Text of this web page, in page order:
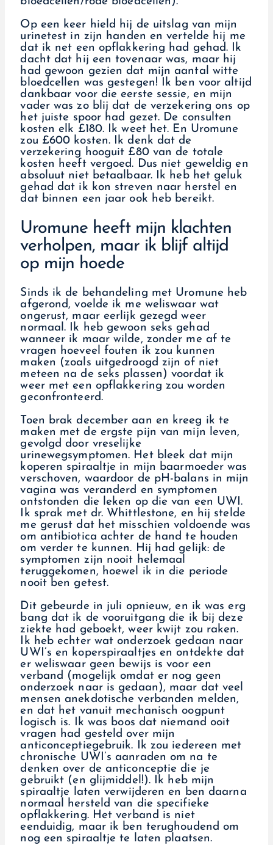
Op een keer hield hij de uitslag van mijn
urinetest in zijn handen en vertelde hij me
dat ik net een opflakkering had gehad. Ik
dacht dat hij een tovenaar was, maar hij
had gewoon gezien dat mijn aantal witte
bloedcellen was gestegen! Ik ben voor altijd
dankbaar voor die eerste sessie, en mijn
vader was zo blij dat de verzekering ons op
het juiste spoor had gezet. De consulten
kosten elk £180. Ik weet het. En Uromune
zou £600 kosten. Ik denk dat de
verzekering hooguit £80 van de totale
kosten heeft vergoed. Dus niet geweldig en
absoluut niet betaalbaar. Ik heb het geluk
gehad dat ik kon streven naar herstel en
dat binnen een jaar ook heb bereikt.
Uromune heeft mijn klachten
verholpen, maar ik blijf altijd
op mijn hoede
Sinds ik de behandeling met Uromune heb
afgerond, voelde ik me weliswaar wat
ongerust, maar eerlijk gezegd weer
normaal. Ik heb gewoon seks gehad
wanneer ik maar wilde, zonder me af te
vragen hoeveel fouten ik zou kunnen
maken (zoals uitgedroogd zijn of niet
meteen na de seks plassen) voordat ik
weer met een opflakkering zou worden
geconfronteerd.
Toen brak december aan en kreeg ik te
maken met de ergste pijn van mijn leven,
gevolgd door vreselijke
urinewegsymptomen. Het bleek dat mijn
koperen spiraaltje in mijn baarmoeder was
verschoven, waardoor de pH-balans in mijn
vagina was veranderd en symptomen
ontstonden die leken op die van een UWI.
Ik sprak met dr. Whittlestone, en hij stelde
me gerust dat het misschien voldoende was
om antibiotica achter de hand te houden
om verder te kunnen. Hij had gelijk: de
symptomen zijn nooit helemaal
teruggekomen, hoewel ik in die periode
nooit ben getest.
Dit gebeurde in juli opnieuw, en ik was erg
bang dat ik de vooruitgang die ik bij deze
ziekte had geboekt, weer kwijt zou raken.
Ik heb echter wat onderzoek gedaan naar
UWI’s en koperspiraaltjes en ontdekte dat
er weliswaar geen bewijs is voor een
verband (mogelijk omdat er nog geen
onderzoek naar is gedaan), maar dat veel
mensen anekdotische verbanden melden,
en dat het vanuit mechanisch oogpunt
logisch is. Ik was boos dat niemand ooit
vragen had gesteld over mijn
anticonceptiegebruik. Ik zou iedereen met
chronische UWI’s aanraden om na te
denken over de anticonceptie die je
gebruikt (en glijmiddel!). Ik heb mijn
spiraaltje laten verwijderen en ben daarna
normaal hersteld van die specifieke
opflakkering. Het verband is niet
eenduidig, maar ik ben terughoudend om
nog een spiraaltje te laten plaatsen.